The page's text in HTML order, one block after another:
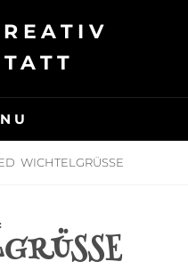
WICHTELGRÜSSE